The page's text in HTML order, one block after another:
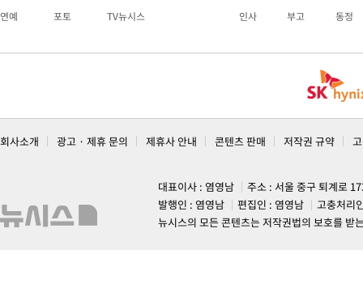
연예 포토 TV뉴시스 인사 부고 동정
회사소개 광고 · 제휴 문의 제휴사 안내 콘텐츠 판매 저작권 규약
대표이사 : 염영남
주소 : 서울 중구 퇴계로
발행인 : 염영남
편집인 : 염영남
고충처리
뉴시스의 모든 콘텐츠는 저작권법의 보호를